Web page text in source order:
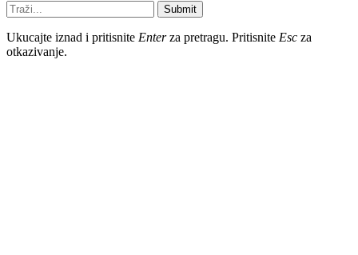
Submit
Ukucajte iznad i pritisnite Enterza pretragu. Pritisnite Esc za
otkazivanje.